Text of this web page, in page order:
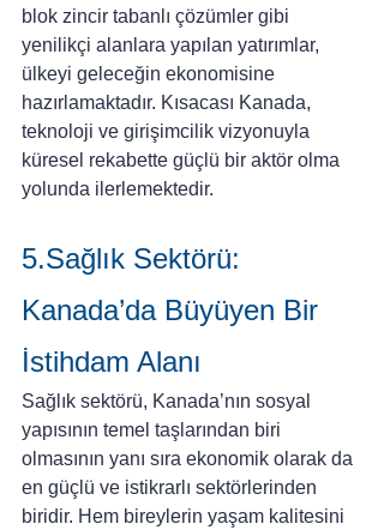
blok zincir tabanlı çözümler gibi
yenilikçi alanlara yapılan yatırımlar,
ülkeyi geleceğin ekonomisine
hazırlamaktadır. Kısacası Kanada,
teknoloji ve girişimcilik vizyonuyla
küresel rekabette güçlü bir aktör olma
yolunda ilerlemektedir.
5.Sağlık Sektörü:
Kanada’da Büyüyen Bir
İstihdam Alanı
Sağlık sektörü, Kanada’nın sosyal
yapısının temel taşlarından biri
olmasının yanı sıra ekonomik olarak da
en güçlü ve istikrarlı sektörlerinden
biridir. Hem bireylerin yaşam kalitesini